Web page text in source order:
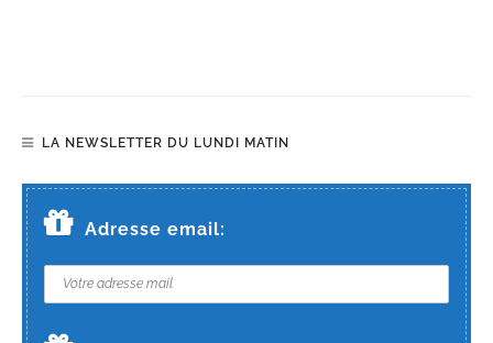
LA NEWSLETTER DU LUNDI MATIN
Adresse email: